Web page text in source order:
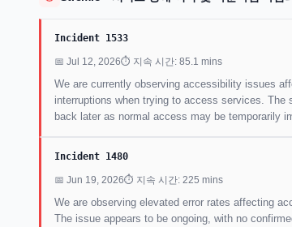
Incident 1533
📅 Jul 12, 2026⏱ 지속 시간: 85.1 mins
We are currently observing accessibility issues
interruptions when trying to access services.
back later as normal access may be temporarily
Incident 1480
📅 Jun 19, 2026⏱ 지속 시간: 225 mins
We are observing elevated error rates affecting
The issue appears to be ongoing, with no